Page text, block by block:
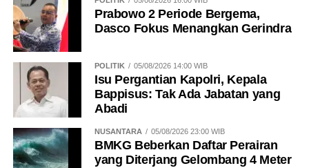
Prabowo 2 Periode Bergema,
Dasco Fokus Menangkan Gerindra
POLITIK 05/08/2026 14:00 WIB
Isu Pergantian Kapolri, Kepala
Bappisus: Tak Ada Jabatan yang
Abadi
NUSANTARA 05/08/2026 23:00 WIB
BMKG Beberkan Daftar Perairan
yang Diterjang Gelombang 4 Meter